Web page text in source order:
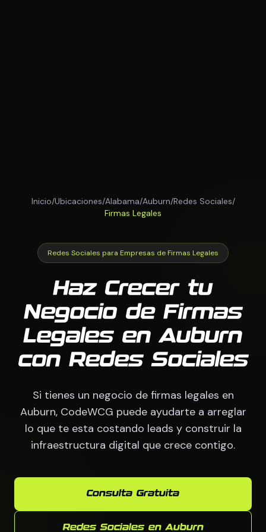
Inicio/Ubicaciones/Alabama/Auburn/Redes Sociales/
Firmas Legales
Redes Sociales para Empresas de Firmas Legales
Haz Crecer tu
Negocio de Firmas
Legales en Auburn
con Redes Sociales
Si tienes un negocio de firmas legales en
Auburn, CodeWCG puede ayudarte a arreglar
lo que te esta costando leads y construir la
infraestructura digital que crece contigo.
Consulta Gratuita
Redes Sociales en Auburn